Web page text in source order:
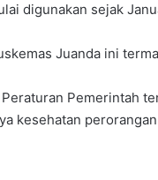
digunakan sejak
Juanda ini
Peraturan Pemerintah
kesehatan